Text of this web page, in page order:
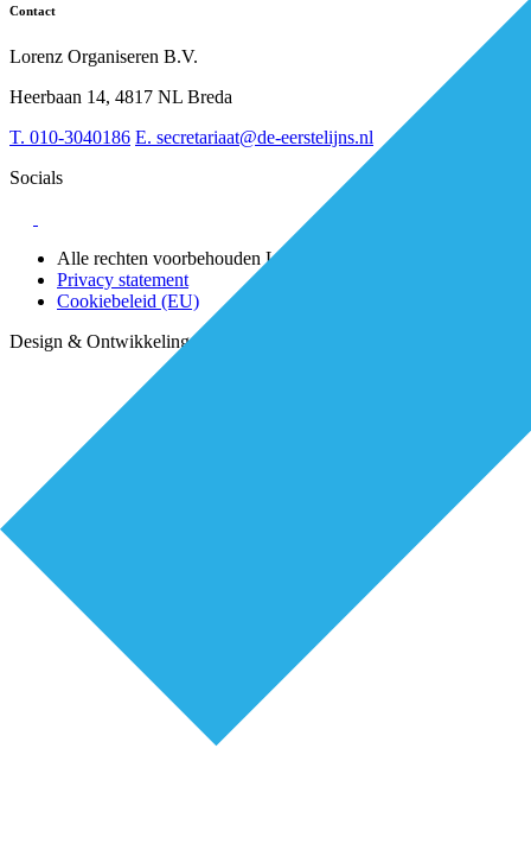
Over BiancAI
Digitalisering
Leiderschap & samenwerking
Sociaal domein
Contact
Lorenz Organiseren B.V.
Heerbaan 14, 4817 NL Breda
T. 010-3040186 E. secretariaat@de-eerstelijns.nl
Socials
Alle rechten voorbehouden Lorenz 2025
Privacy statement
Cookiebeleid (EU)
Design & Ontwikkeling door